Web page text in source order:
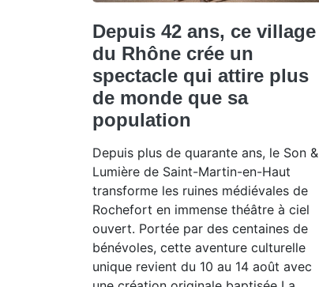
Depuis 42 ans, ce village
du Rhône crée un
spectacle qui attire plus
de monde que sa
population
Depuis plus de quarante ans, le Son &
Lumière de Saint-Martin-en-Haut
transforme les ruines médiévales de
Rochefort en immense théâtre à ciel
ouvert. Portée par des centaines de
bénévoles, cette aventure culturelle
unique revient du 10 au 14 août avec